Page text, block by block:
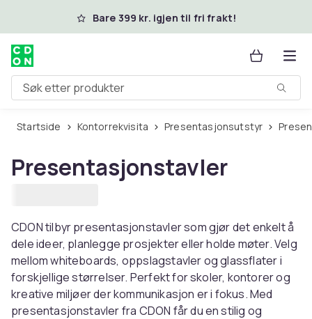
Hopp til hovedinnholdBare 399 kr. igjen til fri frakt!
Søk etter produkter
Startside Kontorrekvisita Presentasjonsutstyr
Presentasjonstavler
CDON tilbyr presentasjonstavler som gjør det enkelt å
dele ideer, planlegge prosjekter eller holde møter. Velg
mellom whiteboards, oppslagstavler og glassflater i
forskjellige størrelser. Perfekt for skoler, kontorer og
kreative miljøer der kommunikasjon er i fokus. Med
presentasjonstavler fra CDON får du en stilig og